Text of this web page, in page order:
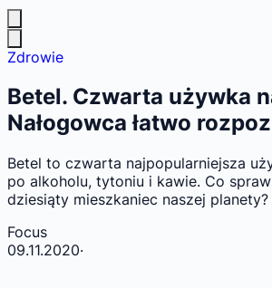
Zdrowie
Betel. Czwarta używka
Nałogowca łatwo
Betel to czwarta najpopularniejsza
po alkoholu, tytoniu i kawie. Co
dziesiąty mieszkaniec naszej planety?
Focus
09.11.2020·